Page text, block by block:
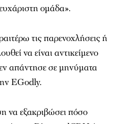
ομάδα».
τις παρενοχλήσεις ή
να είναι αντικείμενο
απάντησε σε μηνύματα
EGodly.
να εξακριβώσει πόσο